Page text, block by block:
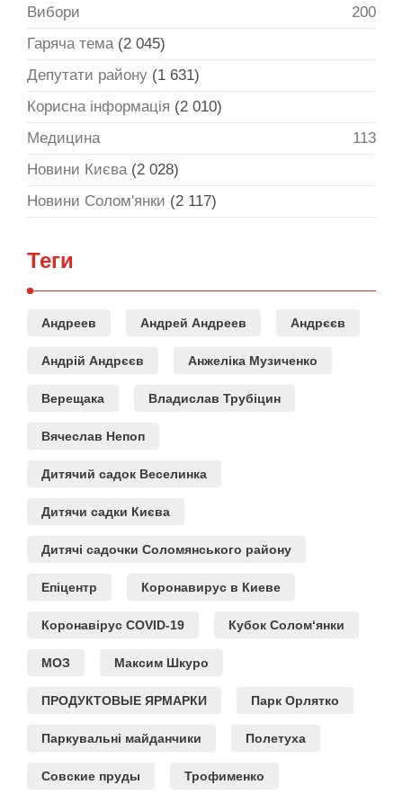
Вибори
200
Гаряча тема (2 045)
Депутати району (1 631)
Корисна інформація (2 010)
Медицина
113
Новини Києва (2 028)
Новини Солом'янки (2 117)
Теги
Андреев Андрей Андреев Андрєєв
Андрій Андрєєв Анжеліка Музиченко
Верещака Владислав Трубіцин
Вячеслав Непоп
Дитячий садок Веселинка
Дитячи садки Києва
Дитячі садочки Соломянського району
Епіцентр Коронавирус в Киеве
Коронавірус COVID-19 Кубок Солом‘янки
МОЗ Максим Шкуро
ПРОДУКТОВЫЕ ЯРМАРКИ Парк Орлятко
Паркувальні майданчики Полетуха
Совские пруды Трофименко